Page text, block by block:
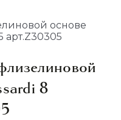
основе
арт.Z30305
8